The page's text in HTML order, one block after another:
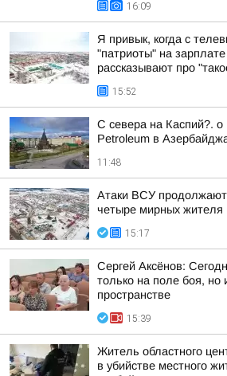
16:09
Я привык, когда с
"патриоты" на
рассказывают про
15:52
С севера на Каспий?. о
Petroleum в
11:48
Атаки ВСУ
четыре мирных жителя
15:17
Сергей Аксёнов:
только на поле боя,
пространстве
15:39
Житель областного
в убийстве местного